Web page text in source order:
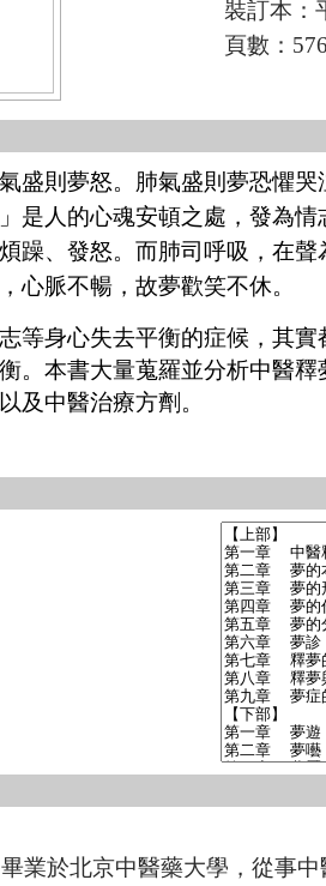
裝訂本：
頁數：
盛則夢怒。肺氣盛則夢恐懼
是人的心魂安頓之處，發為
躁、發怒。而肺司呼吸，在
心脈不暢，故夢歡笑不休。
等身心失去平衡的症候，其
。本書大量蒐羅並分析中醫
及中醫治療方劑。
業於北京中醫藥大學，從事